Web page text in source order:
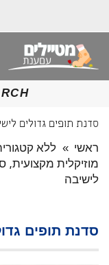
סדנת תופים גדולים
ראשי » ללא
מוזיקלית מקצועית,
לישיבה
סדנת תופים